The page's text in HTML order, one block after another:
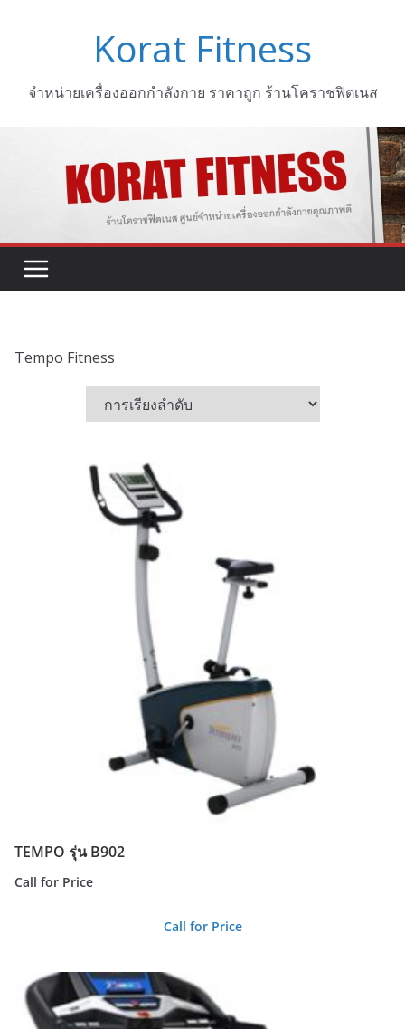
Korat Fitness
จำหน่ายเครื่องออกกำลังกาย ราคาถูก ร้านโคราชฟิตเนส
Tempo Fitness
TEMPO รุ่น B902
Call for Price
Call for Price